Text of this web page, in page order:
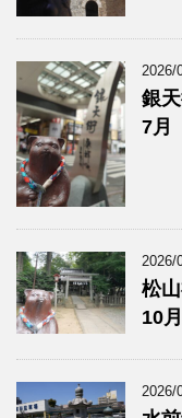
2026/
銀
7月
2026/
松
10月
2026/